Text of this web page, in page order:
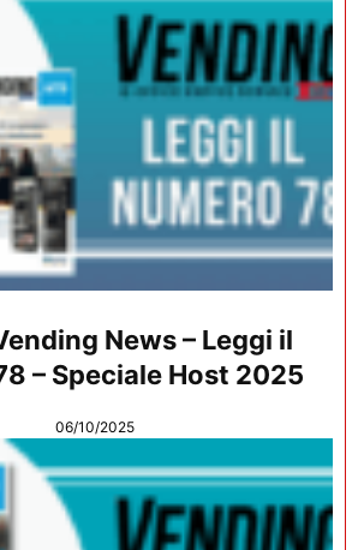
News – Leggi il
– Speciale Host 2025
06/10/2025